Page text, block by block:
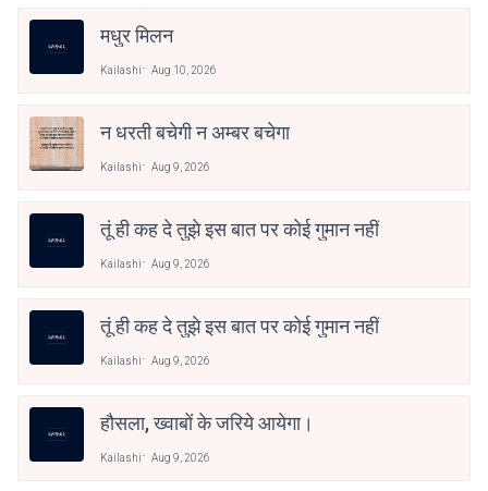
मधुर मिलन
Kailashi Aug 10, 2026
न धरती बचेगी न अम्बर बचेगा
Kailashi Aug 9, 2026
तूं ही कह दे तुझे इस बात पर कोई गुमान नहीं
Kailashi Aug 9, 2026
तूं ही कह दे तुझे इस बात पर कोई गुमान नहीं
Kailashi Aug 9, 2026
हौसला, ख्वाबों के जरिये आयेगा।
Kailashi Aug 9, 2026